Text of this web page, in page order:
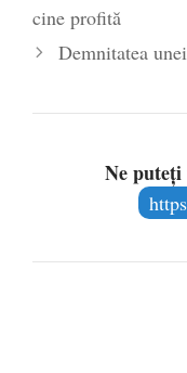
cine profită
Demnitatea
Ne